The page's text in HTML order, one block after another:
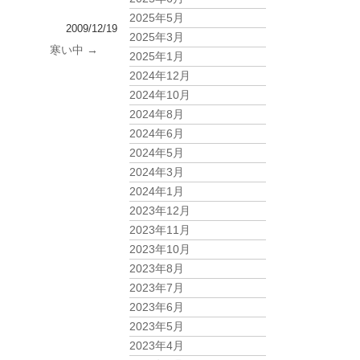
2009/12/19
寒い中 →
2025年5月
2025年3月
2025年1月
2024年12月
2024年10月
2024年8月
2024年6月
2024年5月
2024年3月
2024年1月
2023年12月
2023年11月
2023年10月
2023年8月
2023年7月
2023年6月
2023年5月
2023年4月